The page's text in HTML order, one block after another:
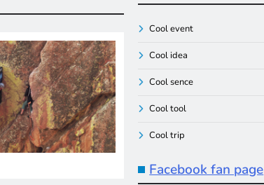
Cool event
Cool idea
Cool sence
Cool tool
Cool trip
Facebook fan page